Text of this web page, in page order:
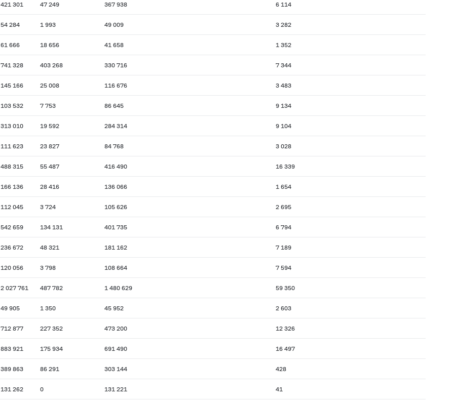
421 301 47 249 367 938 6 114
54 284 1 993 49 009 3 282
61 666 18 656 41 658 1 352
741 328 403 268 330 716 7 344
145 166 25 008 116 676 3 483
103 532 7 753 86 645 9 134
313 010 19 592 284 314 9 104
111 623 23 827 84 768 3 028
488 315 55 487 416 490 16 339
166 136 28 416 136 066 1 654
112 045 3 724 105 626 2 695
542 659 134 131 401 735 6 794
236 672 48 321 181 162 7 189
120 056 3 798 108 664 7 594
2 027 761 487 782 1 480 629 59 350
49 905 1 350 45 952 2 603
712 877 227 352 473 200 12 326
883 921 175 934 691 490 16 497
389 863 86 291 303 144 428
131 262 0 131 221 41